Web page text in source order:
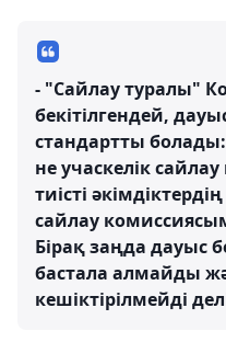
- "Сайлау туралы"
бекітілгендей,
стандартты болады:
не учаскелік
тиісті
сайлау
Бірақ заңда дауыс
бастала алмайды
кешіктірілмейді